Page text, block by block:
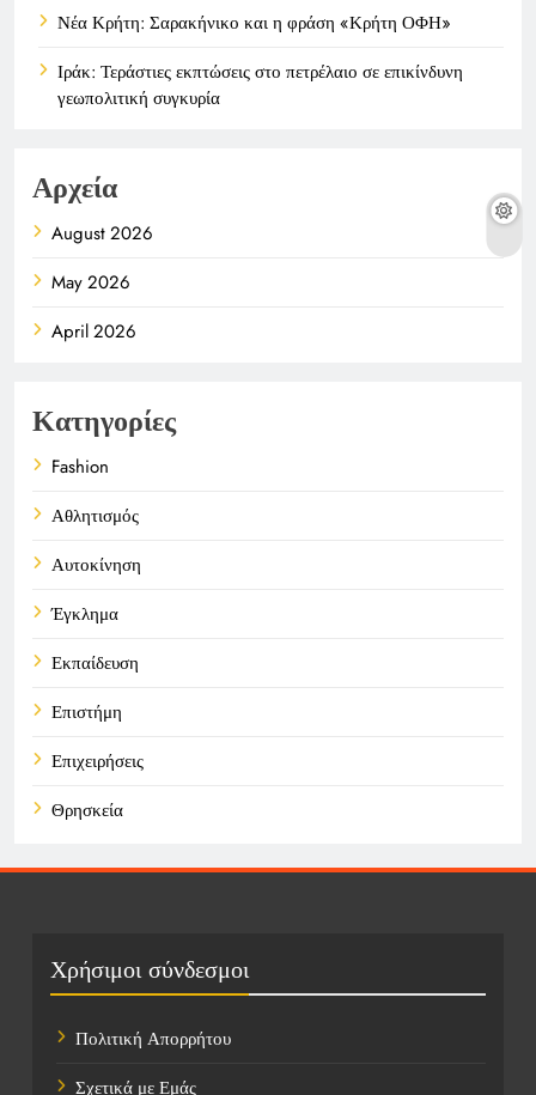
Νέα Κρήτη: Σαρακήνικο και η φράση «Κρήτη ΟΦΗ»
Ιράκ: Τεράστιες εκπτώσεις στο πετρέλαιο σε επικίνδυνη
γεωπολιτική συγκυρία
Αρχεία
August 2026
May 2026
April 2026
Κατηγορίες
Fashion
Αθλητισμός
Αυτοκίνηση
Έγκλημα
Εκπαίδευση
Επιστήμη
Επιχειρήσεις
Θρησκεία
Πολιτική
Χρήσιμοι σύνδεσμοι
Πολιτική Απορρήτου
Σχετικά με Εμάς